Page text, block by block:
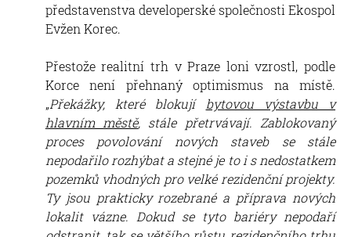
představenstva developerské společnosti Ekospol
Evžen Korec.
Přestože realitní trh v Praze loni vzrostl, podle
Korce není přehnaný optimismus na místě.
„Překážky, které blokují bytovou výstavbu v
hlavním městě, stále přetrvávají. Zablokovaný
proces povolování nových staveb se stále
nepodařilo rozhýbat a stejné je to i s nedostatkem
pozemků vhodných pro velké rezidenční projekty.
Ty jsou prakticky rozebrané a příprava nových
lokalit vázne. Dokud se tyto bariéry nepodaří